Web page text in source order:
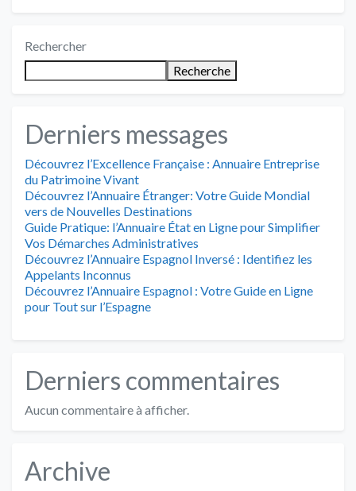
Rechercher
Recherche
Derniers messages
Découvrez l’Excellence Française : Annuaire Entreprise
du Patrimoine Vivant
Découvrez l’Annuaire Étranger: Votre Guide Mondial
vers de Nouvelles Destinations
Guide Pratique: l’Annuaire État en Ligne pour Simplifier
Vos Démarches Administratives
Découvrez l’Annuaire Espagnol Inversé : Identifiez les
Appelants Inconnus
Découvrez l’Annuaire Espagnol : Votre Guide en Ligne
pour Tout sur l’Espagne
Derniers commentaires
Aucun commentaire à afficher.
Archive